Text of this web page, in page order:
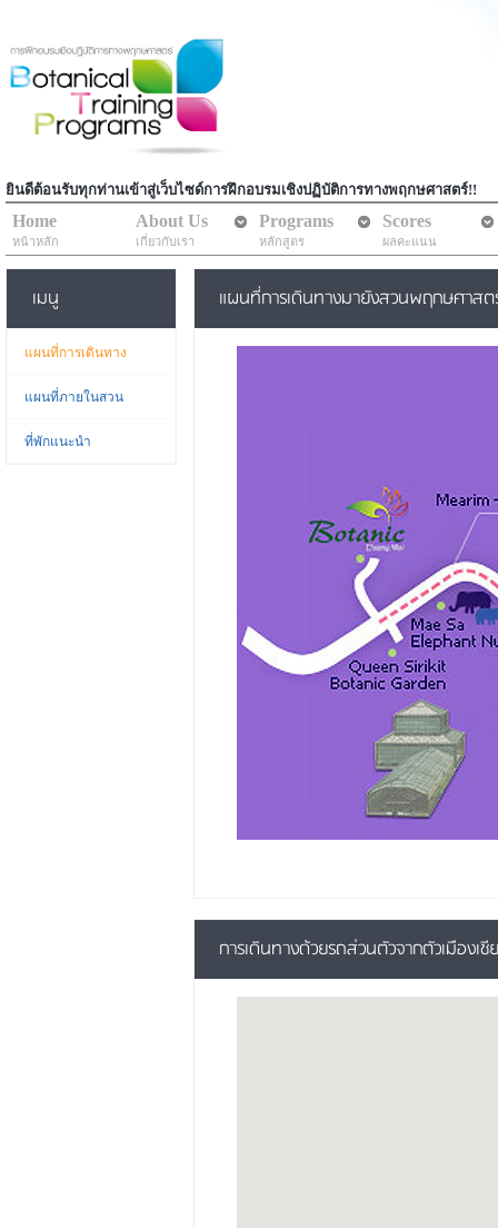
ยินดีต้อนรับทุกท่านเข้าสู่เว็บไซด์การฝึกอบรมเชิงปฏิบัติการทางพฤกษศาสตร์!!
Home
หน้าหลัก
About Us
เกี่ยวกับเรา
Programs
หลักสูตร
Scores
ผลคะแนน
เมนู
แผนที่การเดินทาง
แผนที่ภายในสวน
ที่พักแนะนำ
แผนที่การเดินทางมายังสวนพฤกษศาสต
การเดินทางด้วยรถส่วนตัวจากตัวเมืองเชี